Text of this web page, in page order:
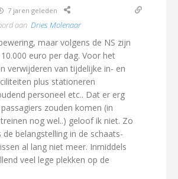
7 jaren geleden
aan Dries Molenaar
maar volgens de NS zijn
euro per dag. Voor het
verwijderen van tijdelijke in- en
plus stationeren
personeel etc.. Dat er erg
zouden komen (in
nog wel..) geloof ik niet. Zo
de belangstelling in de schaats-
al lang niet meer. Inmiddels
veel lege plekken op de